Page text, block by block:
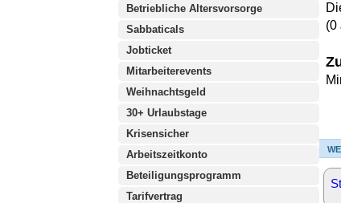
Betriebliche Altersvorsorge
Sabbaticals
Jobticket
Mitarbeiterevents
Weihnachtsgeld
30+ Urlaubstage
Krisensicher
Arbeitszeitkonto
Beteiligungsprogramm
Tarifvertrag
(0